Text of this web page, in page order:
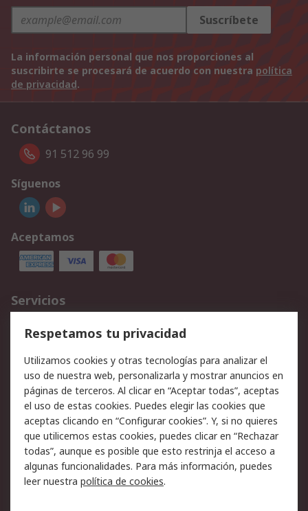
Suscríbete
La información personal que nos proporciones al
suscribirte se procesará de acuerdo con nuestra política
de privacidad.
Contáctanos
91 512 96 99
Síguenos
Aceptamos
Servicios
Cómo realizar pedidos
Devoluciones
Facturación y pago
Ofertas
Soporte técnico
Legal
Aviso legal
Política de privacidad -
Actualizada
Política sobre cookies
Seguridad de emails
Certificaciones de
Condiciones de venta
Respetamos tu privacidad
Utilizamos cookies y otras tecnologías para analizar el
uso de nuestra web, personalizarla y mostrar anuncios en
páginas de terceros. Al clicar en “Aceptar todas”, aceptas
el uso de estas cookies. Puedes elegir las cookies que
aceptas clicando en “Configurar cookies”. Y, si no quieres
que utilicemos estas cookies, puedes clicar en “Rechazar
todas”, aunque es posible que esto restrinja el acceso a
algunas funcionalidades. Para más información, puedes
leer nuestra política de cookies.